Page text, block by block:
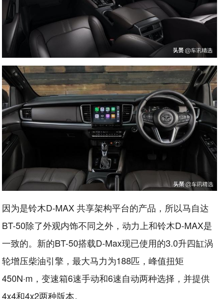
因为是铃木D-MAX 共享架构平台的产品，所以马自达
BT-50除了外观内饰不同之外，动力上和铃木D-MAX是
一致的。新的BT-50搭载D-Max现已使用的3.0升四缸涡
轮增压柴油引擎，最大马力为188匹，峰值扭矩
450N·m，变速箱6速手动和6速自动两种选择，并提供
4x4和4x2两种版本。